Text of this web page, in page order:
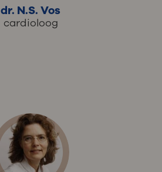
dr. N.S. Vos
cardioloog